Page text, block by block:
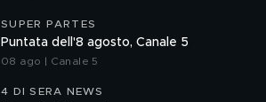
SUPER PARTES
Puntata dell'8 agosto, Canale 5
08 ago | Canale 5
4 DI SERA NEWS